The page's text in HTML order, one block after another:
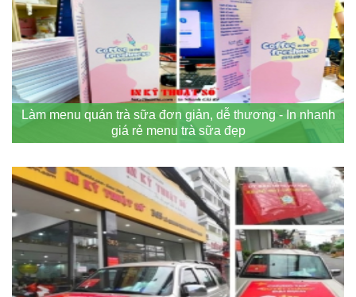
Làm menu quán trà sữa đơn giản, dễ thương - In nhanh
giá rẻ menu trà sữa đẹp